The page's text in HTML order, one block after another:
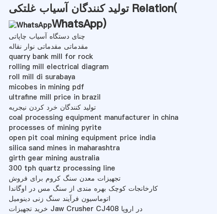
تولید کنندگان آسیاب غلتکی Relation(
WhatsApp)
چنای دستگاه آسیاب چاپاتی
مقدماتی مقدماتی نوار نقاله
quarry bank mill for rock
rolling mill electrical diagram
roll mill di surabaya
micobes in mining pdf
ultrafine mill price in brazil
تولید کنندگان خرد کردن نیجریه
coal processing equipment manufacturer in china
processes of mining pyrite
open pit coal mining equipment price india
silica sand mines in maharashtra
girth gear mining australia
300 tph quartz processing line
تجهیزات معدن سنگ کروم برای فروش
کارخانجات کوچک بهره مندی از سنگ مس در اوگاندا
اتوماسیون فرآیند سنگ زنی دینومیل
خرید تجهیزات Jaw Crusher CJ408 در اروپا